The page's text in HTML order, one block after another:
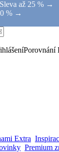
Sleva až 25 % →
% →
Porovnání
Extra
Premium